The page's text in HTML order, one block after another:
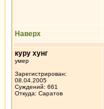
Наверх
куру хунг
умер
Зарегистрирован:
08.04.2005
Суждений: 661
Откуда: Саратов